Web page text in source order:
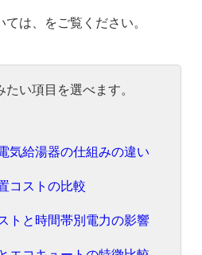
は、 をご覧ください。
たい項目を選べます。
気給湯器の仕組みの違い
コストの比較
トと時間帯別電力の影響